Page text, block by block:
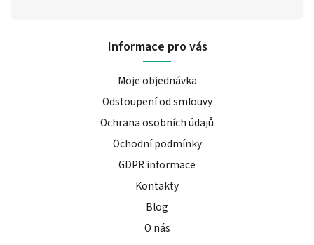
Informace pro vás
Moje objednávka
Odstoupení od smlouvy
Ochrana osobních údajů
Ochodní podmínky
GDPR informace
Kontakty
Blog
O nás